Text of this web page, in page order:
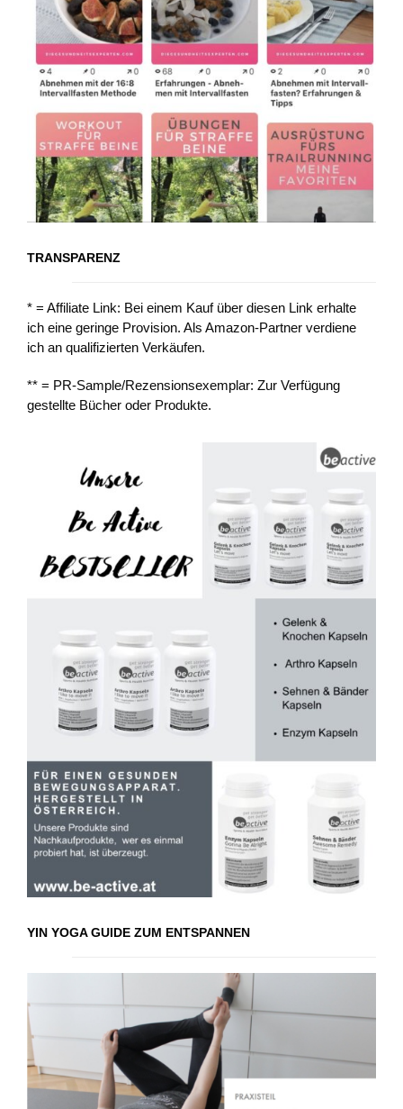
TRANSPARENZ
* = Affiliate Link: Bei einem Kauf über diesen Link erhalte
ich eine geringe Provision. Als Amazon-Partner verdiene
ich an qualifizierten Verkäufen.
** = PR-Sample/Rezensionsexemplar: Zur Verfügung
gestellte Bücher oder Produkte.
YIN YOGA GUIDE ZUM ENTSPANNEN